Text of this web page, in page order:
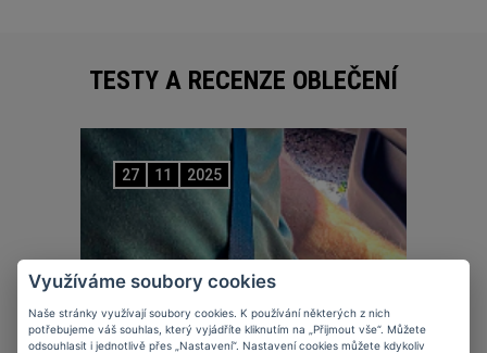
TESTY A RECENZE OBLEČENÍ
27 11 2025
Využíváme soubory cookies
Naše stránky využívají soubory cookies. K používání některých z nich
potřebujeme váš souhlas, který vyjádříte kliknutím na „Přijmout vše“. Můžete
odsouhlasit i jednotlivě přes „Nastavení“. Nastavení cookies můžete kdykoliv